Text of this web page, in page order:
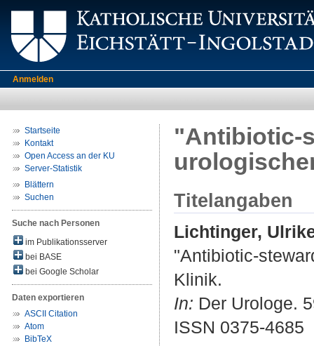
Anmelden
Startseite
Kontakt
Open Access an der KU
Server-Statistik
Blättern
Suchen
Suche nach Personen
im Publikationsserver
bei BASE
bei Google Scholar
Daten exportieren
ASCII Citation
Atom
BibTeX
"Antibiotic-
Titelangaben
Lichtinger,
"Antibiotic-
Klinik.
In: Der Urologe.
ISSN 0375-4685